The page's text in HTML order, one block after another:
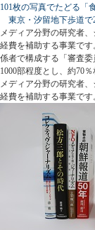
101枚の写真でたどる「
東京・汐留地下歩道で
メディア分野の研究者
経費を補助する事業で
係者で構成する「審査
1000部程度とし、約70
メディア分野の研究者
経費を補助する事業です